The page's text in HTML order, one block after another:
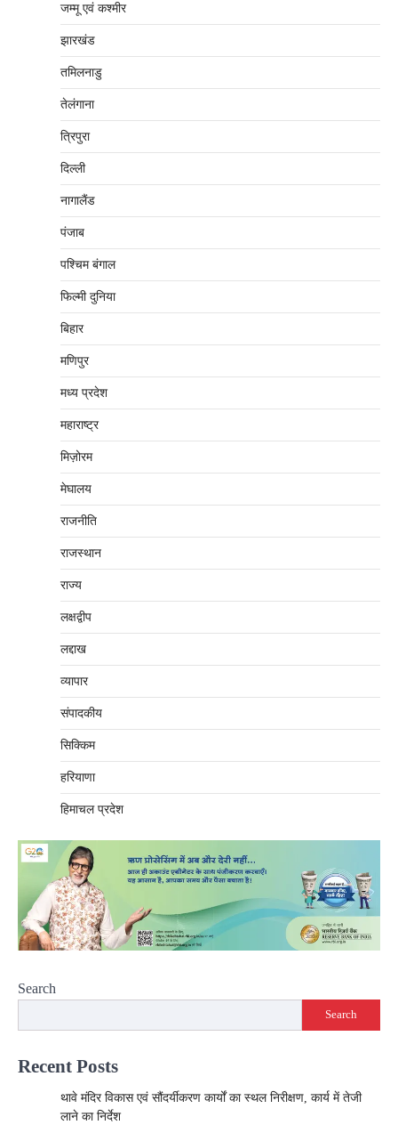
जम्‍मू एवं कश्‍मीर
झारखंड
तमिलनाडु
तेलंगाना
त्रिपुरा
दिल्‍ली
नागालैंड
पंजाब
पश्चिम बंगाल
फिल्मी दुनिया
बिहार
मणिपुर
मध्‍य प्रदेश
महाराष्‍ट्र
मिज़ोरम
मेघालय
राजनीति
राजस्थान
राज्य
लक्षद्वीप
लद्दाख
व्यापार
संपादकीय
सिक्किम
हरियाणा
हिमाचल प्रदेश
Search
Search
Recent Posts
थावे मंदिर विकास एवं सौंदर्यीकरण कार्यों का स्थल निरीक्षण, कार्य में तेजी
लाने का निर्देश